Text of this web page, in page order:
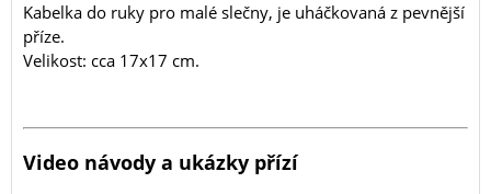
Kabelka do ruky pro malé slečny, je uháčkovaná z pevnější
příze.
Velikost: cca 17x17 cm.
Video návody a ukázky přízí